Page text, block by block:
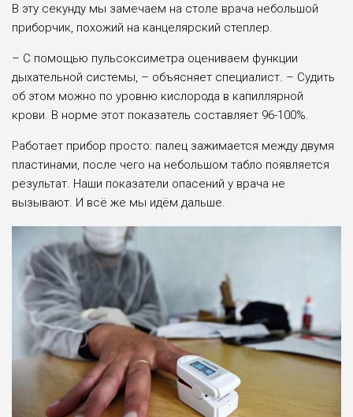
В эту секунду мы замечаем на столе врача небольшой
приборчик, похожий на канцелярский степлер.
– С помощью пульсоксиметра оцениваем функции
дыхательной системы, – объясняет специалист. – Судить
об этом можно по уровню кислорода в капиллярной
крови. В норме этот показатель составляет 96-100%.
Работает прибор просто: палец зажимается между двумя
пластинами, после чего на небольшом табло появляется
результат. Наши показатели опасений у врача не
вызывают. И всё же мы идём дальше.